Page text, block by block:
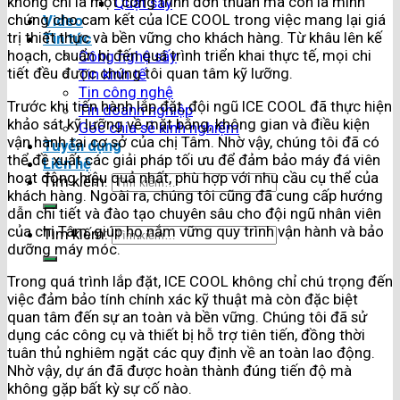
Video
Tin tức
Công nghệ sấy
Tin kinh tế
Tin công nghệ
Tin doanh nghiệp
Góc chia sẻ kinh nghiệm
Tuyển dụng
Liên hệ
Tìm kiếm:
Tìm kiếm:
chứng cho cam kết của ICE COOL trong việc mang lại giá
trị thiết thực và bền vững cho khách hàng. Từ khâu lên kế
hoạch, chuẩn bị đến quá trình triển khai thực tế, mọi chi
tiết đều được chúng tôi quan tâm kỹ lưỡng.
Trước khi tiến hành lắp đặt, đội ngũ ICE COOL đã thực hiện
khảo sát kỹ lưỡng về mặt bằng, không gian và điều kiện
vận hành tại cơ sở của chị Tâm. Nhờ vậy, chúng tôi đã có
thể đề xuất các giải pháp tối ưu để đảm bảo máy đá viên
hoạt động hiệu quả nhất, phù hợp với nhu cầu cụ thể của
khách hàng. Ngoài ra, chúng tôi cũng đã cung cấp hướng
dẫn chi tiết và đào tạo chuyên sâu cho đội ngũ nhân viên
của chị Tâm, giúp họ nắm vững quy trình vận hành và bảo
dưỡng máy móc.
Trong quá trình lắp đặt, ICE COOL không chỉ chú trọng đến
việc đảm bảo tính chính xác kỹ thuật mà còn đặc biệt
quan tâm đến sự an toàn và bền vững. Chúng tôi đã sử
dụng các công cụ và thiết bị hỗ trợ tiên tiến, đồng thời
tuân thủ nghiêm ngặt các quy định về an toàn lao động.
Nhờ vậy, dự án đã được hoàn thành đúng tiến độ mà
không gặp bất kỳ sự cố nào.